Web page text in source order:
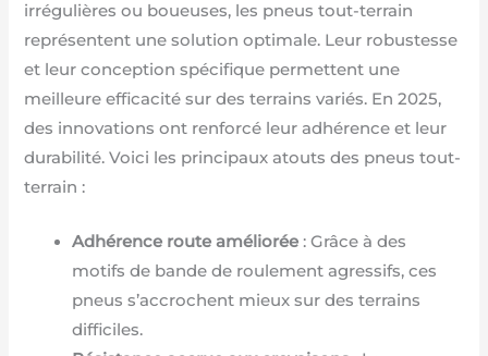
irrégulières ou boueuses, les pneus tout-terrain
représentent une solution optimale. Leur robustesse
et leur conception spécifique permettent une
meilleure efficacité sur des terrains variés. En 2025,
des innovations ont renforcé leur adhérence et leur
durabilité. Voici les principaux atouts des pneus tout-
terrain :
Adhérence route améliorée : Grâce à des
motifs de bande de roulement agressifs, ces
pneus s’accrochent mieux sur des terrains
difficiles.